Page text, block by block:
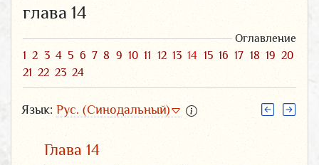
глава 14
Оглавление
1 2 3 4 5 6 7 8 9 10 11 12 13 14 15 16 17 18 19 20
21 22 23 24
Язык: Рус. (Синодальный)
Глава 14